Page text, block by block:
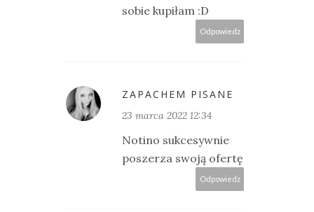
sobie kupiłam :D
Odpowiedz
ZAPACHEM PISANE
23 marca 2022 12:34
Notino sukcesywnie
poszerza swoją ofertę
Odpowiedz